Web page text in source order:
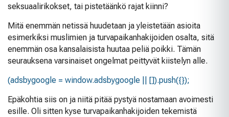
seksuaalirikokset, tai pistetäänkö rajat kiinni?
Mitä enemmän netissä huudetaan ja yleistetään asioita
esimerkiksi muslimien ja turvapaikanhakijoiden osalta, sitä
enemmän osa kansalaisista huutaa peliä poikki. Tämän
seurauksena varsinaiset ongelmat peittyvät kiistelyn alle.
(adsbygoogle = window.adsbygoogle || []).push({});
Epäkohtia siis on ja niitä pitää pystyä nostamaan avoimesti
esille. Oli sitten kyse turvapaikanhakijoiden tekemistä